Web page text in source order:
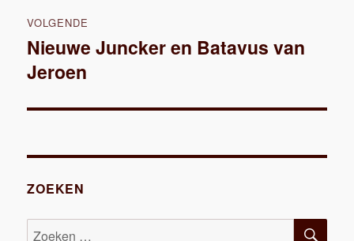
VOLGENDE
Volgend
bericht:
Nieuwe Juncker en Batavus van
Jeroen
ZOEKEN
Zoeken